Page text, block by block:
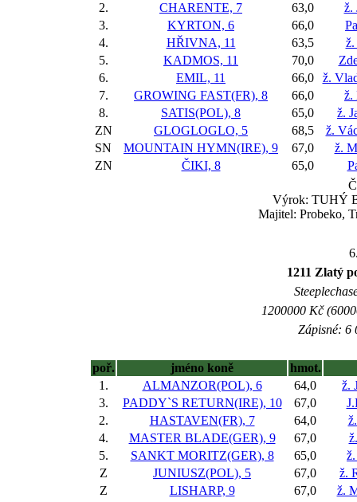
2.
CHARENTE, 7 63,0
ž.
3.
KYRTON, 6 66,0
4.
HŘIVNA, 11 63,5
ž.
5.
KADMOS, 11 70,0
6.
EMIL, 11 66,0
ž.
7.
GROWING FAST(FR), 8 66,0
ž.
8.
SATIS(POL), 8 65,0
ž.
ZN
GLOGLOGLO, 5 68,5
ž.
SN
MOUNTAIN HYMN(IRE), 9 67,0
ž.
ZN
ČIKI, 8 65,0
Výrok: TUHÝ
Majitel: Probeko,
1211 Zlatý
1200000 Kč
Zápisné: 6
poř. jméno koně
hmot.
1.
ALMANZOR(POL), 6 64,0
ž.
3.
PADDY`S RETURN(IRE), 10 67,0
2.
HASTAVEN(FR), 7 64,0
4.
MASTER BLADE(GER), 9 67,0
5.
SANKT MORITZ(GER), 8 65,0
Z
JUNIUSZ(POL), 5 67,0
ž.
Z
LISHARP, 9 67,0
ž.